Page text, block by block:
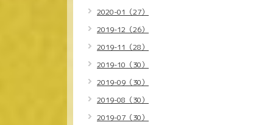
2020-01（27）
2019-12（26）
2019-11（28）
2019-10（30）
2019-09（30）
2019-08（30）
2019-07（30）